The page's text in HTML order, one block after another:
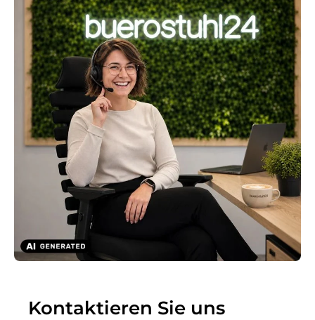
Kontaktieren Sie uns